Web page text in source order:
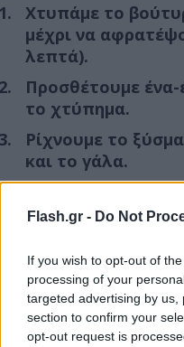
Flash.gr - Do Not
If you wish to opt-out of
processing of your
targeted advertising by
section to confirm your
opt-out request is
Χτυπάμε το
μέχρι να
λεπτά).
Προσθέτουμε ένα-
το χτύπημα.
Ρίχνουμε το
και το γάλα.
μπέικιν πάουντερ
Προσθέτουμε
στο υγρό μείγμα,
να έχουμε μια
που δεν κολλάει